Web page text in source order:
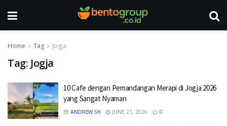
Home Tag Jogja
Tag: Jogja
10 Cafe dengan Pemandangan Merapi di Jogja 2026
yang Sangat Nyaman
BY ANDREW SH JUNE 21, 2026 0